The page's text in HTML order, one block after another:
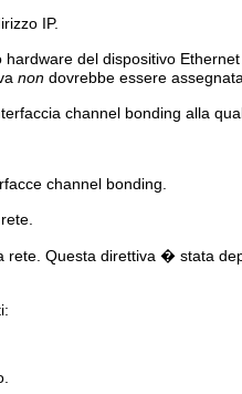
IP.
del dispositivo
non dovrebbe essere
channel bonding alla
channel bonding.
Questa direttiva � stata